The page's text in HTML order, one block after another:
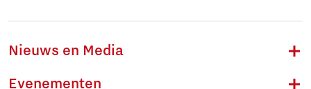
Nieuws en Media
Evenementen